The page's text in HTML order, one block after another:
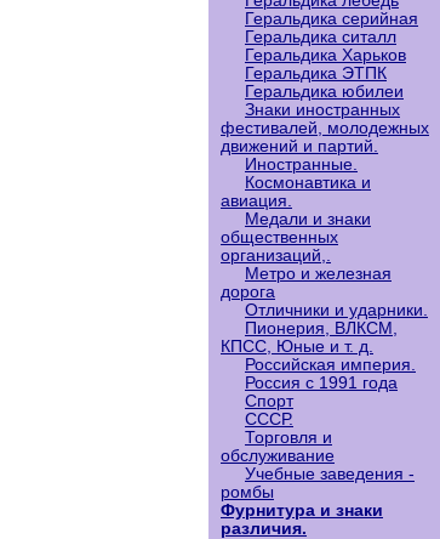
Геральдика серийная
Геральдика ситалл
Геральдика Харьков
Геральдика ЭТПК
Геральдика юбилеи
Знаки иностранных
фестивалей, молодежных
движений и партий.
Иностранные.
Космонавтика и
авиация.
Медали и знаки
общественных
организаций,.
Метро и железная
дорога
Отличники и ударники.
Пионерия, ВЛКСМ,
КПСС, Юные и т. д.
Российская империя.
Россия с 1991 года
Спорт
СССР.
Торговля и
обслуживание
Учебные заведения -
ромбы
Фурнитура и знаки
различия.